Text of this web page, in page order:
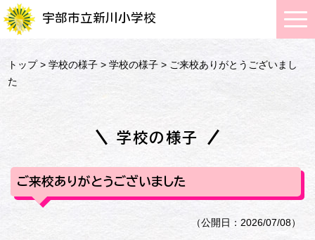
宇部市立新川小学校
トップ>学校の様子 >学校の様子 > ご来校ありがとうございまし
た
学校の様子
ご来校ありがとうございました
（公開日：2026/07/08）